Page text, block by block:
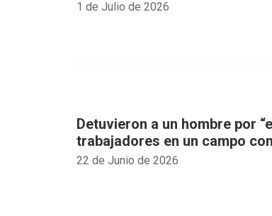
1 de Julio de 2026
22 de Junio de 2026
Detuvieron a un hombre por
trabajadores en un campo